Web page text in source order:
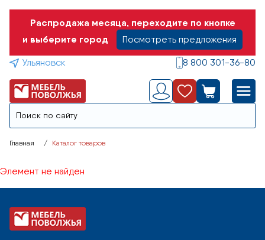
Распродажа месяца, переходите по кнопке
и выберите город
Посмотреть предложения
Ульяновск 8 800 301-36-80
Главная Каталог товаров
Элемент не найден